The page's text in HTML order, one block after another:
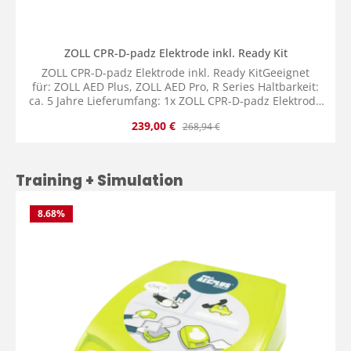
ZOLL CPR-D-padz Elektrode inkl. Ready Kit
ZOLL CPR-D-padz Elektrode inkl. Ready KitGeeignet
für: ZOLL AED Plus, ZOLL AED Pro, R Series Haltbarkeit:
ca. 5 Jahre Lieferumfang: 1x ZOLL CPR-D-padz Elektrode
Verkaufspreis:
239,00 € Regulärer Preis:
268,94 €
Produktgalerie überspringen
Training + Simulation
8.68%